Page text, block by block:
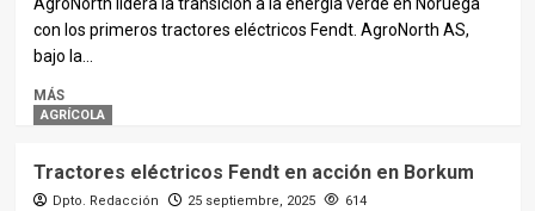
AgroNorth lidera la transición a la energía verde en Noruega
con los primeros tractores eléctricos Fendt. AgroNorth AS,
bajo la...
MÁS
AGRÍCOLA
Tractores eléctricos Fendt en acción en Borkum
Dpto. Redacción 25 septiembre, 2025 614